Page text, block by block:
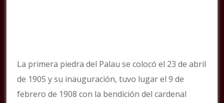
La primera piedra del Palau se colocó el 23 de abril
de 1905 y su inauguración, tuvo lugar el 9 de
febrero de 1908 con la bendición del cardenal